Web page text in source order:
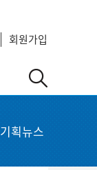
회원가입
기획뉴스